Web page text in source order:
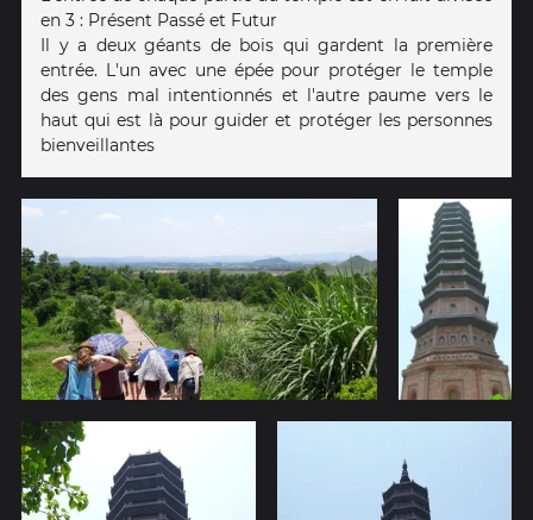
en 3 : Présent Passé et Futur
Il y a deux géants de bois qui gardent la première
entrée. L'un avec une épée pour protéger le temple
des gens mal intentionnés et l'autre paume vers le
haut qui est là pour guider et protéger les personnes
bienveillantes